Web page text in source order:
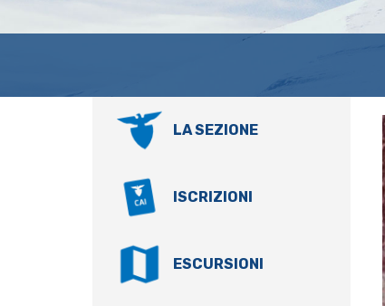
LA SEZIONE
ISCRIZIONI
ESCURSIONI